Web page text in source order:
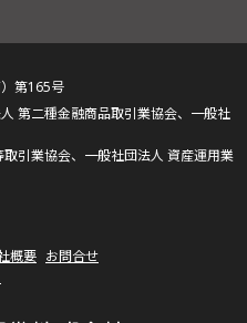
第165号
第二種金融商品取引業協会、一般社
引業協会、一般社団法人 資産運用業
概要 お問合せ